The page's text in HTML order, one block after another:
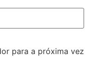
para a próxima vez